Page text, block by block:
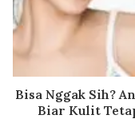
Bisa Nggak Sih?
Biar Kulit